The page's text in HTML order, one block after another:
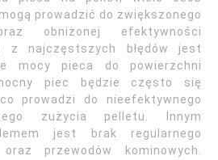
prowadzić do zwiększonego
obniżonej efektywności
z najczęstszych błędów jest
mocy pieca do powierzchni
piec będzie często się
co prowadzi do nieefektywnego
zużycia pelletu. Innym
jest brak regularnego
przewodów kominowych.